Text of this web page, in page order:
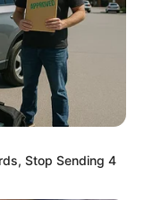
Found
Stop Sending 4